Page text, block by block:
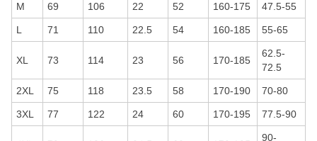
M 69 106 22 52 160-175 47.5-55
L 71 110 22.5 54 160-185 55-65
XL 73 114 23 56 170-185
62.5-
72.5
2XL 75 118 23.5 58 170-190 70-80
3XL 77 122 24 60 170-195 77.5-90
90-